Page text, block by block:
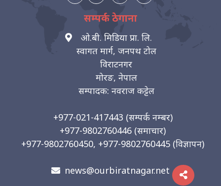
सम्पर्क ठेगाना
ओ.बी. मिडिया प्रा. लि.
स्वागत मार्ग, जनपथ टोल
विराटनगर
मोरङ, नेपाल
सम्पादक: नवराज कट्टेल
+977-021-417443 (सम्पर्क नम्बर)
+977-9802760446 (समाचार)
+977-9802760450, +977-9802760445 (विज्ञापन)
news@ourbiratnagar.net